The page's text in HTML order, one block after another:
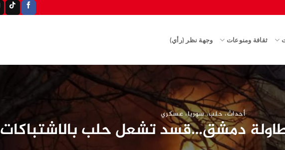
ثقافة ومنوعات وجهة نظر (رأي)
أحداث،حلب،سوريا،عسكري
طاولة دمشق…قسد تشعل حلب بالاشتباكات